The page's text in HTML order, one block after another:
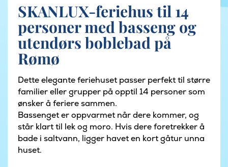
SKANLUX-feriehus til 14
personer med basseng og
utendørs boblebad på
Rømø
Dette elegante feriehuset passer perfekt til større
familier eller grupper på opptil 14 personer som
ønsker å feriere sammen.
Bassenget er oppvarmet når dere kommer, og
står klart til lek og moro. Hvis dere foretrekker å
bade i saltvann, ligger havet en kort gåtur unna
huset.